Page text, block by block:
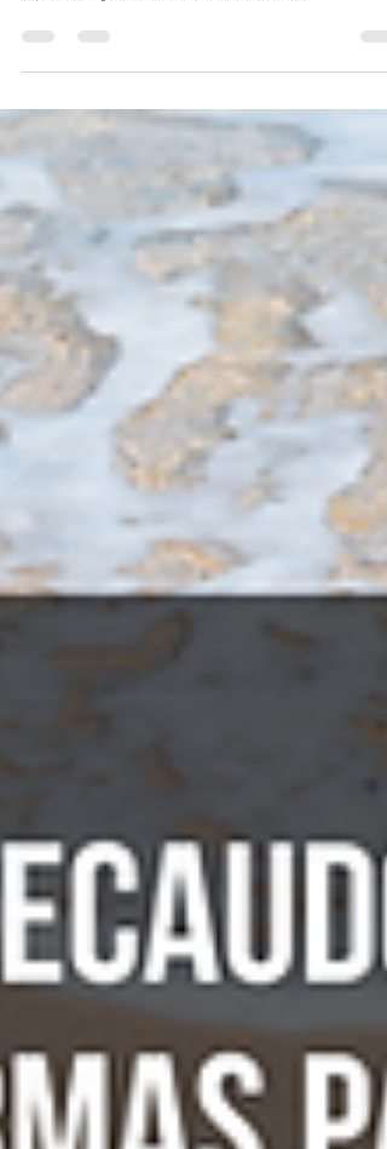
Cannalatino
27 jul 2023
pacientes de cannabis.
El consumo de cannabis puede plantear desafíos
laborales para los pacientes, especialmente en
aquellos lugares donde el cannabis es...